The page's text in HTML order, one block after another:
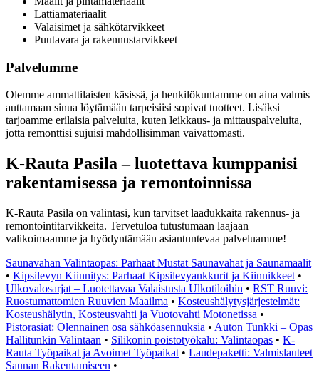
Lattiamateriaalit
Valaisimet ja sähkötarvikkeet
Puutavara ja rakennustarvikkeet
Palvelumme
Olemme ammattilaisten käsissä, ja henkilökuntamme on aina valmis
auttamaan sinua löytämään tarpeisiisi sopivat tuotteet. Lisäksi
tarjoamme erilaisia palveluita, kuten leikkaus- ja mittauspalveluita,
jotta remonttisi sujuisi mahdollisimman vaivattomasti.
K-Rauta Pasila – luotettava kumppanisi
rakentamisessa ja remontoinnissa
K-Rauta Pasila on valintasi, kun tarvitset laadukkaita rakennus- ja
remontointitarvikkeita. Tervetuloa tutustumaan laajaan
valikoimaamme ja hyödyntämään asiantuntevaa palveluamme!
Saunavahan Valintaopas: Parhaat Mustat Saunavahat ja Saunamaalit
• Kipsilevyn Kiinnitys: Parhaat Kipsilevyankkurit ja Kiinnikkeet •
Ulkovalosarjat – Luotettavaa Valaistusta Ulkotiloihin • RST Ruuvi:
Ruostumattomien Ruuvien Maailma • Kosteushälytysjärjestelmät:
Kosteushälytin, Kosteusvahti ja Vuotovahti Motonetissa •
Pistorasiat: Olennainen osa sähköasennuksia • Auton Tunkki – Opas
Hallitunkin Valintaan • Silikonin poistotyökalu: Valintaopas • K-
Rauta Työpaikat ja Avoimet Työpaikat • Laudepaketti: Valmislauteet
Saunan Rakentamiseen •